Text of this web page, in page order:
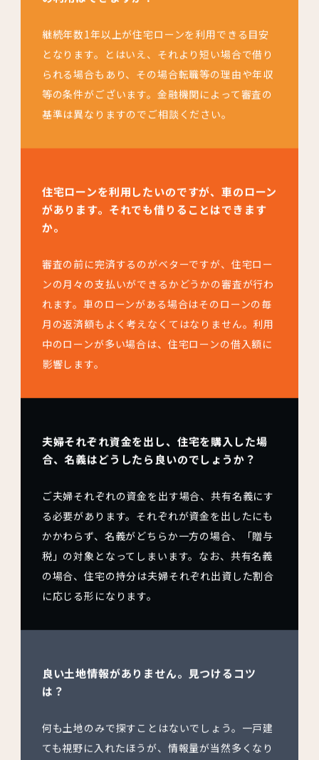
継続年数1年以上が住宅ローンを利用できる目安
となります。とはいえ、それより短い場合で借り
られる場合もあり、その場合転職等の理由や年収
等の条件がございます。金融機関によって審査の
基準は異なりますのでご相談ください。
住宅ローンを利用したいのですが、車のローン
があります。それでも借りることはできます
か。
審査の前に完済するのがベターですが、住宅ロー
ンの月々の支払いができるかどうかの審査が行わ
れます。車のローンがある場合はそのローンの毎
月の返済額もよく考えなくてはなりません。利用
中のローンが多い場合は、住宅ローンの借入額に
影響します。
夫婦それぞれ資金を出し、住宅を購入した場
合、名義はどうしたら良いのでしょうか？
ご夫婦それぞれの資金を出す場合、共有名義にす
る必要があります。それぞれが資金を出したにも
かかわらず、名義がどちらか一方の場合、「贈与
税」の対象となってしまいます。なお、共有名義
の場合、住宅の持分は夫婦それぞれ出資した割合
に応じる形になります。
良い土地情報がありません。見つけるコツ
は？
何も土地のみで探すことはないでしょう。一戸建
ても視野に入れたほうが、情報量が当然多くなり